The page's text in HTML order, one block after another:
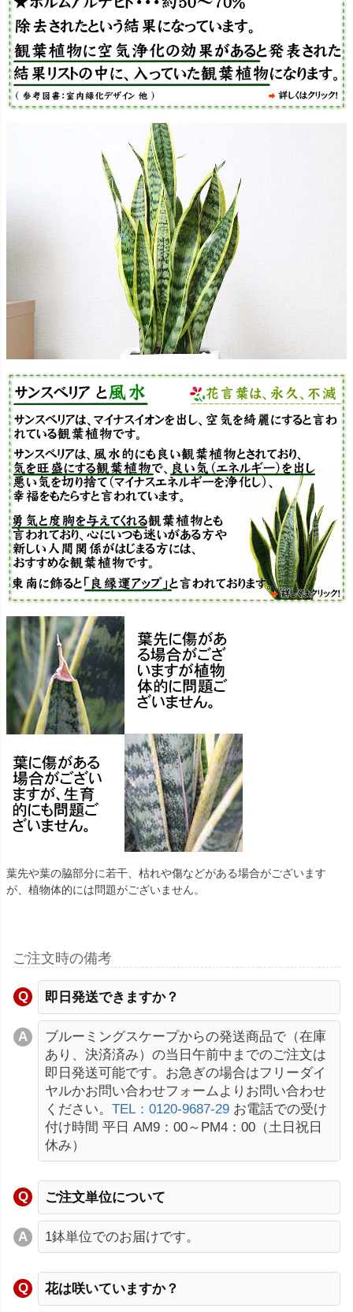
葉先や葉の脇部分に若干、枯れや傷などがある場合がございます
が、植物体的には問題がございません。
ご注文時の備考
即日発送できますか？
ブルーミングスケープからの発送商品で（在庫
あり、決済済み）の当日午前中までのご注文は
即日発送可能です。お急ぎの場合はフリーダイ
ヤルかお問い合わせフォームよりお問い合わせ
ください。 TEL：0120-9687-29 お電話での受け
付け時間 平日 AM9：00～PM4：00（土日祝日
休み）
ご注文単位について
1鉢単位でのお届けです。
花は咲いていますか？